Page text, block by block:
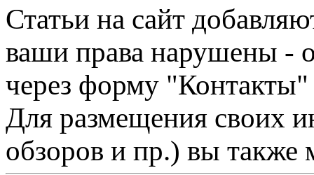
Статьи на сайт
ваши права нарушены -
через форму "Контакты"
Для размещения своих
обзоров и пр.) вы также